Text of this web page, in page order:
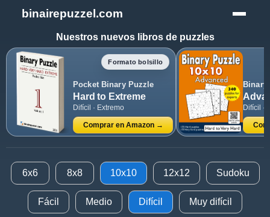
binairepuzzel.com
Nuestros nuevos libros de puzzles
Formato bolsillo
Pocket Binary Puzzle
Hard to Extreme
Difícil · Extremo
Comprar en Amazon →
Binary
Difícil ·
6x6 8x8 10x10 12x12 Sudoku
Fácil Medio Difícil Muy difícil